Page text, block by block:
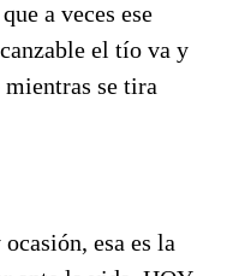
a veces ese
el tío va y
se tira
esa es la